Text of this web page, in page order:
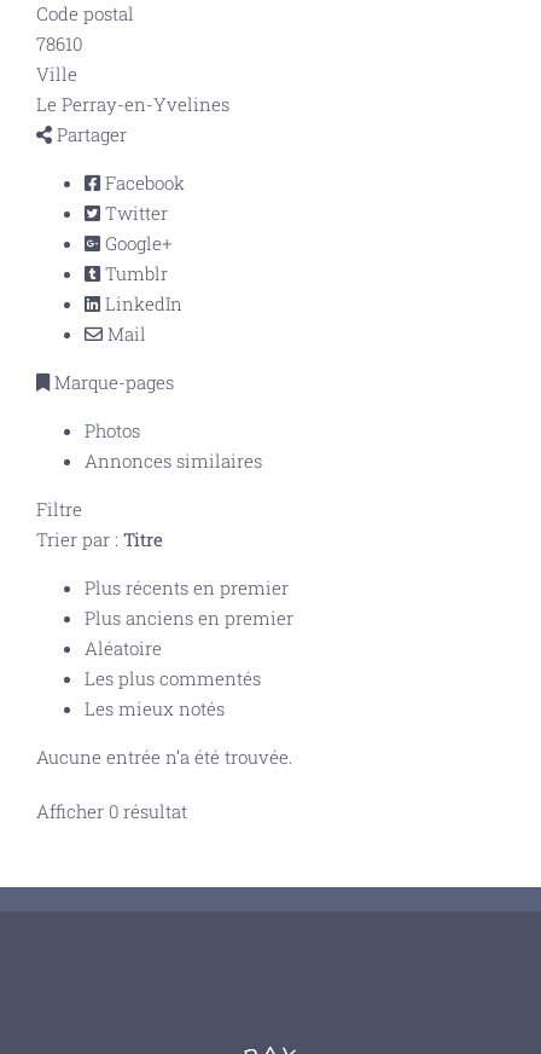
Code postal
78610
Ville
Le Perray-en-Yvelines
Partager
Facebook
Twitter
Google+
Tumblr
LinkedIn
Mail
Marque-pages
Photos
Annonces similaires
Filtre
Trier par : Titre
Plus récents en premier
Plus anciens en premier
Aléatoire
Les plus commentés
Les mieux notés
Aucune entrée n’a été trouvée.
Afficher 0 résultat